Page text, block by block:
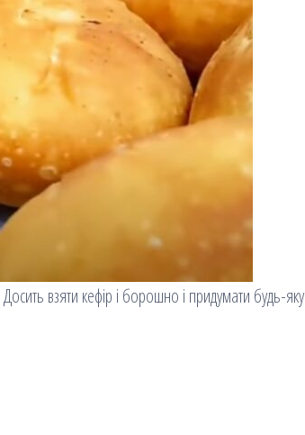
взяти кефір і борошно і придумати будь-яку